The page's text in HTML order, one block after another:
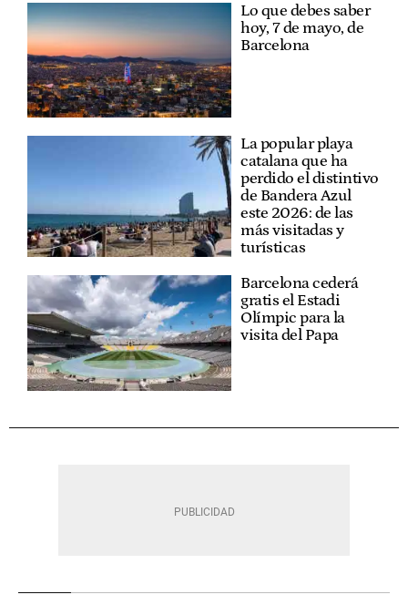
Lo que debes saber
hoy, 7 de mayo, de
Barcelona
La popular playa
catalana que ha
perdido el distintivo
de Bandera Azul
este 2026: de las
más visitadas y
turísticas
Barcelona cederá
gratis el Estadi
Olímpic para la
visita del Papa